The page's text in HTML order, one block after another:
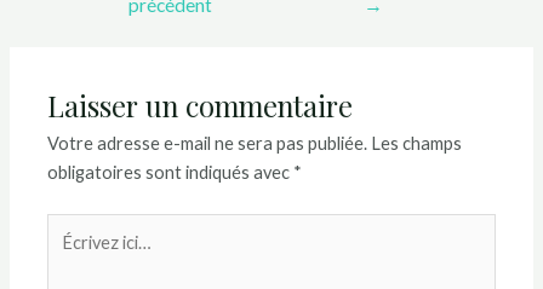
précédent
→
Laisser un commentaire
Votre adresse e-mail ne sera pas publiée. Les champs
obligatoires sont indiqués avec *